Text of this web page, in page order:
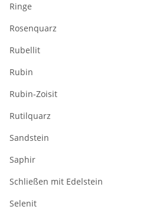
Ringe
Rosenquarz
Rubellit
Rubin
Rubin-Zoisit
Rutilquarz
Sandstein
Saphir
Schließen mit Edelstein
Selenit